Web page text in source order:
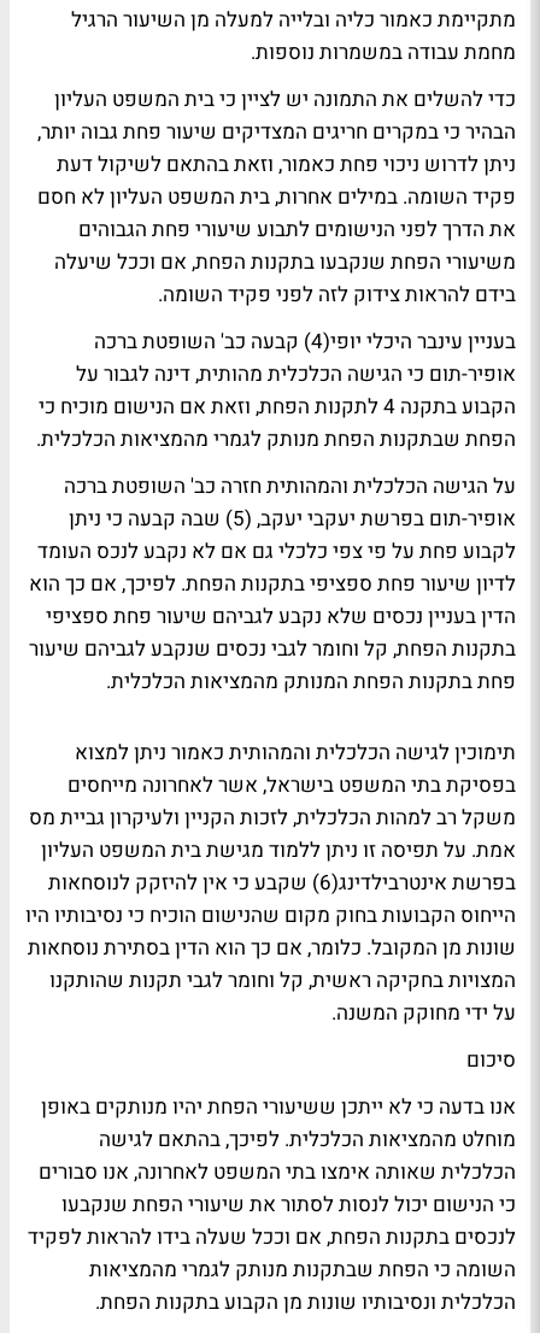
מתקיימת כאמור כליה ובלייה למעלה מן השיעור הרגיל
מחמת עבודה במשמרות נוספות.
כדי להשלים את התמונה יש לציין כי בית המשפט העליון
הבהיר כי במקרים חריגים המצדיקים שיעור פחת גבוה יותר,
ניתן לדרוש ניכוי פחת כאמור, וזאת בהתאם לשיקול דעת
פקיד השומה. במילים אחרות, בית המשפט העליון לא חסם
את הדרך לפני הנישומים לתבוע שיעורי פחת הגבוהים
משיעורי הפחת שנקבעו בתקנות הפחת, אם וככל שיעלה
בידם להראות צידוק לזה לפני פקיד השומה.
בעניין עינבר היכלי יופי(4) קבעה כב' השופטת ברכה
אופיר-תום כי הגישה הכלכלית מהותית, דינה לגבור על
הקבוע בתקנה 4 לתקנות הפחת, וזאת אם הנישום מוכיח כי
הפחת שבתקנות הפחת מנותק לגמרי מהמציאות הכלכלית.
על הגישה הכלכלית והמהותית חזרה כב' השופטת ברכה
אופיר-תום בפרשת יעקבי יעקב, (5) שבה קבעה כי ניתן
לקבוע פחת על פי צפי כלכלי גם אם לא נקבע לנכס העומד
לדיון שיעור פחת ספציפי בתקנות הפחת. לפיכך, אם כך הוא
הדין בעניין נכסים שלא נקבע לגביהם שיעור פחת ספציפי
בתקנות הפחת, קל וחומר לגבי נכסים שנקבע לגביהם שיעור
פחת בתקנות הפחת המנותק מהמציאות הכלכלית.
תימוכין לגישה הכלכלית והמהותית כאמור ניתן למצוא
בפסיקת בתי המשפט בישראל, אשר לאחרונה מייחסים
משקל רב למהות הכלכלית, לזכות הקניין ולעיקרון גביית מס
אמת. על תפיסה זו ניתן ללמוד מגישת בית המשפט העליון
בפרשת אינטרבילדינג(6) שקבע כי אין להיזקק לנוסחאות
הייחוס הקבועות בחוק מקום שהנישום הוכיח כי נסיבותיו היו
שונות מן המקובל. כלומר, אם כך הוא הדין בסתירת נוסחאות
המצויות בחקיקה ראשית, קל וחומר לגבי תקנות שהותקנו
על ידי מחוקק המשנה.
סיכום
אנו בדעה כי לא ייתכן ששיעורי הפחת יהיו מנותקים באופן
מוחלט מהמציאות הכלכלית. לפיכך, בהתאם לגישה
הכלכלית שאותה אימצו בתי המשפט לאחרונה, אנו סבורים
כי הנישום יכול לנסות לסתור את שיעורי הפחת שנקבעו
לנכסים בתקנות הפחת, אם וככל שעלה בידו להראות לפקיד
השומה כי הפחת שבתקנות מנותק לגמרי מהמציאות
הכלכלית ונסיבותיו שונות מן הקבוע בתקנות הפחת.